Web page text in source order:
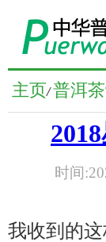
主页/ 普洱
时间
我收到的